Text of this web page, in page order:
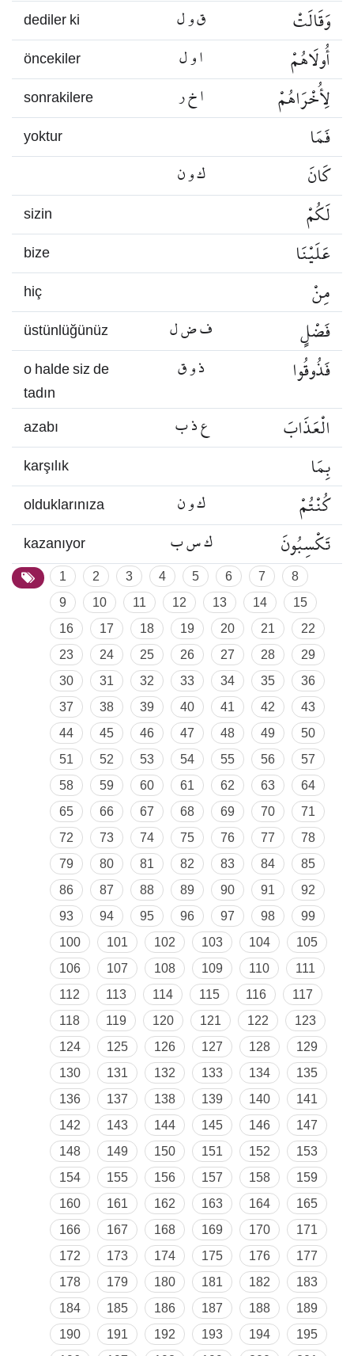
dediler ki ق و ل وَقَالَتْ
öncekiler ا و ل أُولَاهُمْ
sonrakilere ا خ ر لِأُخْرَاهُمْ
yoktur فَمَا
ك و ن كَانَ
sizin لَكُمْ
bize عَلَيْنَا
hiç مِنْ
üstünlüğünüz ف ض ل فَضْلٍ
o halde siz de
tadın
ذ و ق فَذُوقُوا
azabı ع ذ ب الْعَذَابَ
karşılık بِمَا
olduklarınıza ك و ن كُنْتُمْ
kazanıyor ك س ب تَكْسِبُونَ
1 2 3 4 5 6 7
8
9
10 11 12 13 14
15
16
17 18 19 20 21
22
23
24 25 26 27 28
29
30
31 32 33 34 35
36
37
38 39 40 41 42
43
44
45 46 47 48 49
50
51
52 53 54 55 56
57
58
59 60 61 62 63
64
65
66 67 68 69 70
71
72
73 74 75 76 77
78
79
80 81 82 83 84
85
86
87 88 89 90 91
92
93
94 95 96 97 98
99
100
101 102 103 104
105
106
107 108 109 110
111
112
113 114 115 116
117
118
119 120 121 122
123
124
125 126 127 128
129
130
131 132 133 134
135
136
137 138 139 140
141
142
143 144 145 146
147
148
149 150 151 152
153
154
155 156 157 158
159
160
161 162 163 164
165
166
167 168 169 170
171
172
173 174 175 176
177
178
179 180 181 182
183
184
185 186 187 188
189
190
191 192 193 194
195